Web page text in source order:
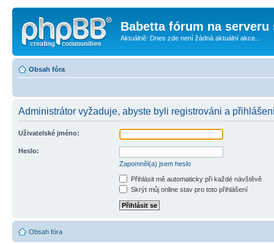
Babetta fórum na serveru
Aktuálně: Dnes zde není žádná aktuální akce...
Obsah fóra
Administrátor vyžaduje, abyste byli registrováni a
Uživatelské jméno:
Heslo:
Zapomněl(a) jsem heslo
Přihlásit mě automaticky při každé návštěvě
Skrýt můj online stav pro toto přihlášení
Obsah fóra